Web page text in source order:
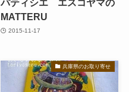
MATTERU
2015-11-17
兵庫県のお取り寄せ